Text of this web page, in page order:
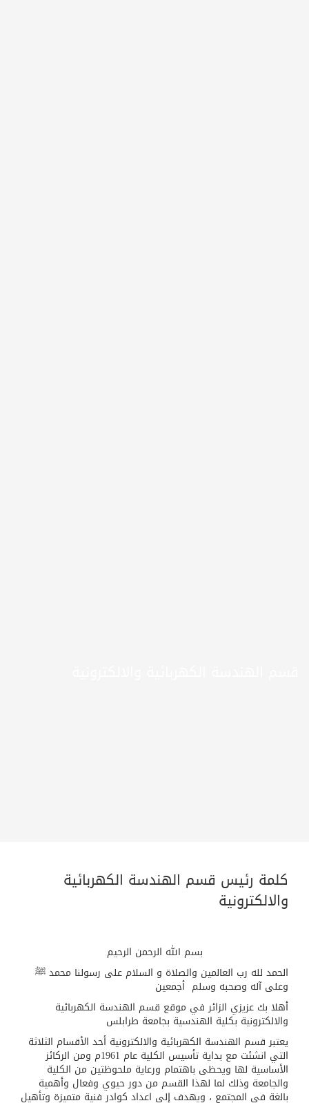
كلمة رئيس قسم الهندسة الكهربائية
والالكترونية
بسم الله الرحمن الرحيم
الحمد لله رب العالمين والصلاة و السلام على رسولنا محمد ﷺ
وعلى آله وصحبه وسلم أجمعين
أهلا بك عزيزي الزائر في موقع قسم الهندسة الكهربائية
والالكترونية بكلية الهندسية بجامعة طرابلس
يعتبر قسم الهندسة الكهربائية والالكترونية أحد الأقسام الثلاثة
التي انشئت مع بداية تأسيس الكلية عام 1961م ومن الركائز
الأساسية لها ويحظى باهتمام ورعاية ملحوظتين من الكلية
والجامعة وذلك لما لهذا القسم من دور حيوي وفعال وأهمية
بالغة في المجتمع ، ويهدف إلى اعداد كوادر فنية متميزة وتأهيل